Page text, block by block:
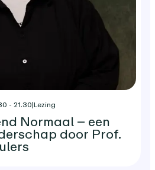
- 21.30|Lezing
Normaal – een
door Prof.